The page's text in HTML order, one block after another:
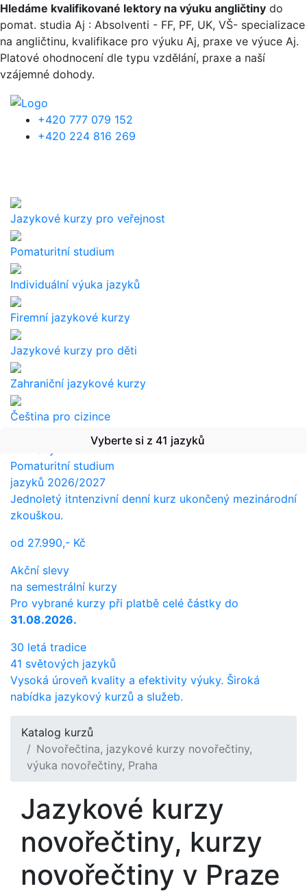
Přejít k hlavnímu obsahu
Hledáme kvalifikované lektory na výuku angličtiny do
pomat. studia Aj : Absolventi - FF, PF, UK, VŠ- specializace
na angličtinu, kvalifikace pro výuku Aj, praxe ve výuce Aj.
Platové ohodnocení dle typu vzdělání, praxe a naší
vzájemné dohody.
+420 777 079 152
+420 224 816 269
Jazykové kurzy pro veřejnost
Pomaturitní studium
Individuální výuka jazyků
Firemní jazykové kurzy
Jazykové kurzy pro děti
Zahraniční jazykové kurzy
Čeština pro cizince
Překlady a tlumočení
Vyberte si z 41 jazyků
Pomaturitní studium
jazyků 2026/2027
Jednoletý itntenzivní denní kurz ukončený mezinárodní
zkouškou.
od 27.990,- Kč
Akční slevy
na semestrální kurzy
Pro vybrané kurzy při platbě celé částky do
31.08.2026.
30 letá tradice
41 světových jazyků
Vysoká úroveň kvality a efektivity výuky. Široká
nabídka jazykový kurzů a služeb.
Katalog kurzů
Novořečtina, jazykové kurzy novořečtiny,
výuka novořečtiny, Praha
Jazykové kurzy
novořečtiny, kurzy
novořečtiny v Praze